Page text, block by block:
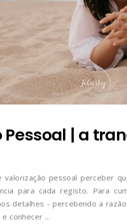
| a
valorização pessoal perceber
para cada registo. Para
detalhes - percebendo a
conhecer